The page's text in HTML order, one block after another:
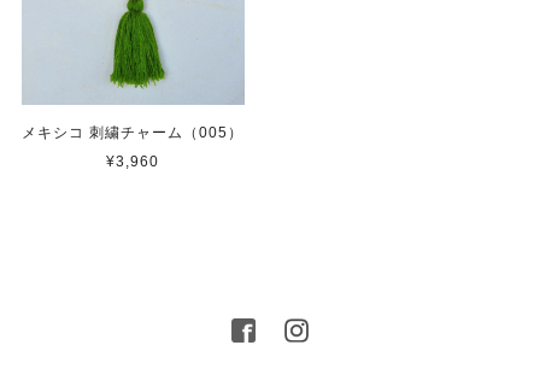
メキシコ 刺繍チャーム（005）
¥3,960